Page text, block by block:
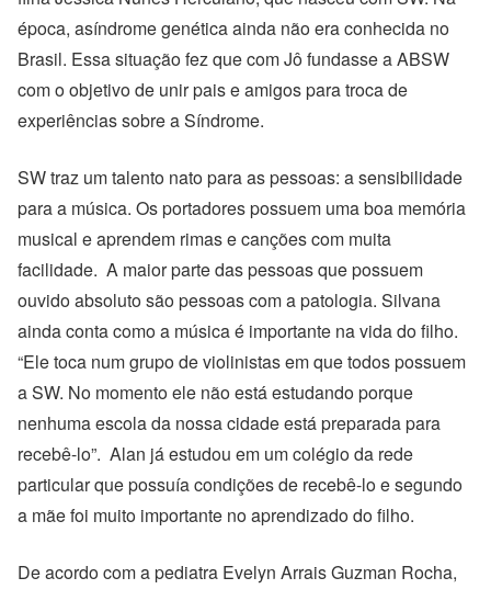
época, asíndrome genética ainda não era conhecida no
Brasil. Essa situação fez que com Jô fundasse a ABSW
com o objetivo de unir pais e amigos para troca de
experiências sobre a Síndrome.
SW traz um talento nato para as pessoas: a sensibilidade
para a música. Os portadores possuem uma boa memória
musical e aprendem rimas e canções com muita
facilidade. A maior parte das pessoas que possuem
ouvido absoluto são pessoas com a patologia. Silvana
ainda conta como a música é importante na vida do filho.
“Ele toca num grupo de violinistas em que todos possuem
a SW. No momento ele não está estudando porque
nenhuma escola da nossa cidade está preparada para
recebê-lo”. Alan já estudou em um colégio da rede
particular que possuía condições de recebê-lo e segundo
a mãe foi muito importante no aprendizado do filho.
De acordo com a pediatra Evelyn Arrais Guzman Rocha,